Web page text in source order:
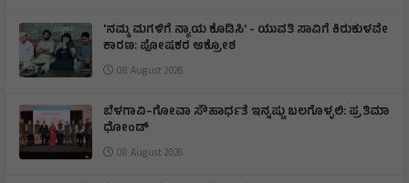
'ನಮ್ಮ ಮಗಳಿಗೆ ನ್ಯಾಯ ಕೊಡಿಸಿ’ - ಯುವತಿ ಸಾವಿಗೆ ಕಿರುಕುಳವೇ
ಕಾರಣ: ಪೋಷಕರ ಆಕ್ರೋಶ
08 August 2026
ಬೆಳಗಾವಿ–ಗೋವಾ ಸೌಹಾರ್ಧತೆ ಇನ್ನಷ್ಟು ಬಲಗೊಳ್ಳಲಿ: ಪ್ರತಿಮಾ
ಧೋಂಡ್
08 August 2026